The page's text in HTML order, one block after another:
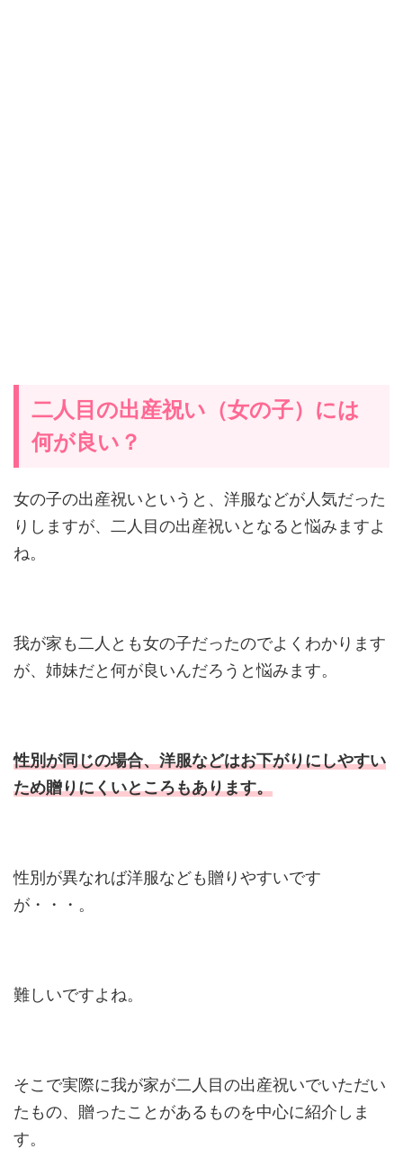
二人目の出産祝い（女の子）には
何が良い？
女の子の出産祝いというと、洋服などが人気だった
りしますが、二人目の出産祝いとなると悩みますよ
ね。
我が家も二人とも女の子だったのでよくわかります
が、姉妹だと何が良いんだろうと悩みます。
性別が同じの場合、洋服などはお下がりにしやすい
ため贈りにくいところもあります。
性別が異なれば洋服なども贈りやすいです
が・・・。
難しいですよね。
そこで実際に我が家が二人目の出産祝いでいただい
たもの、贈ったことがあるものを中心に紹介しま
す。